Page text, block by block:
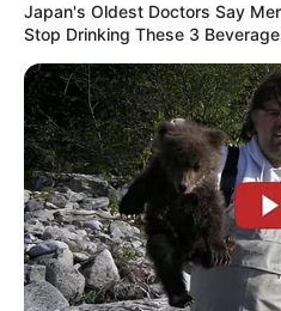
Japan's Oldest Doctors Say
Stop Drinking These 3